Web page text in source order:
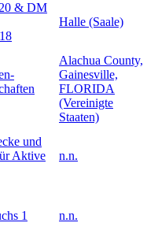
& DM
Halle (Saale)
Alachua County,
Gainesville,
FLORIDA
(Vereinigte
Staaten)
und
Aktive
n.n.
1 n.n.